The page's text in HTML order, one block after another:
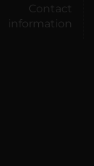
Contact
information